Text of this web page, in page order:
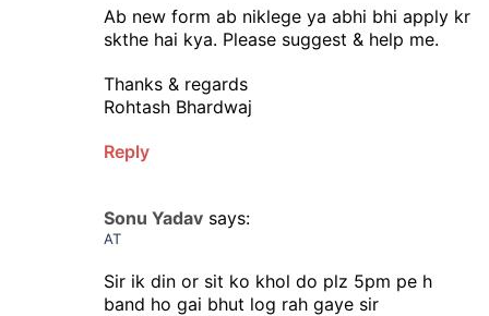
Ab new form ab niklege ya abhi bhi apply kr
skthe hai kya. Please suggest & help me.
Thanks & regards
Rohtash Bhardwaj
Reply
Sonu Yadav says:
AT
Sir ik din or sit ko khol do plz 5pm pe h
band ho gai bhut log rah gaye sir